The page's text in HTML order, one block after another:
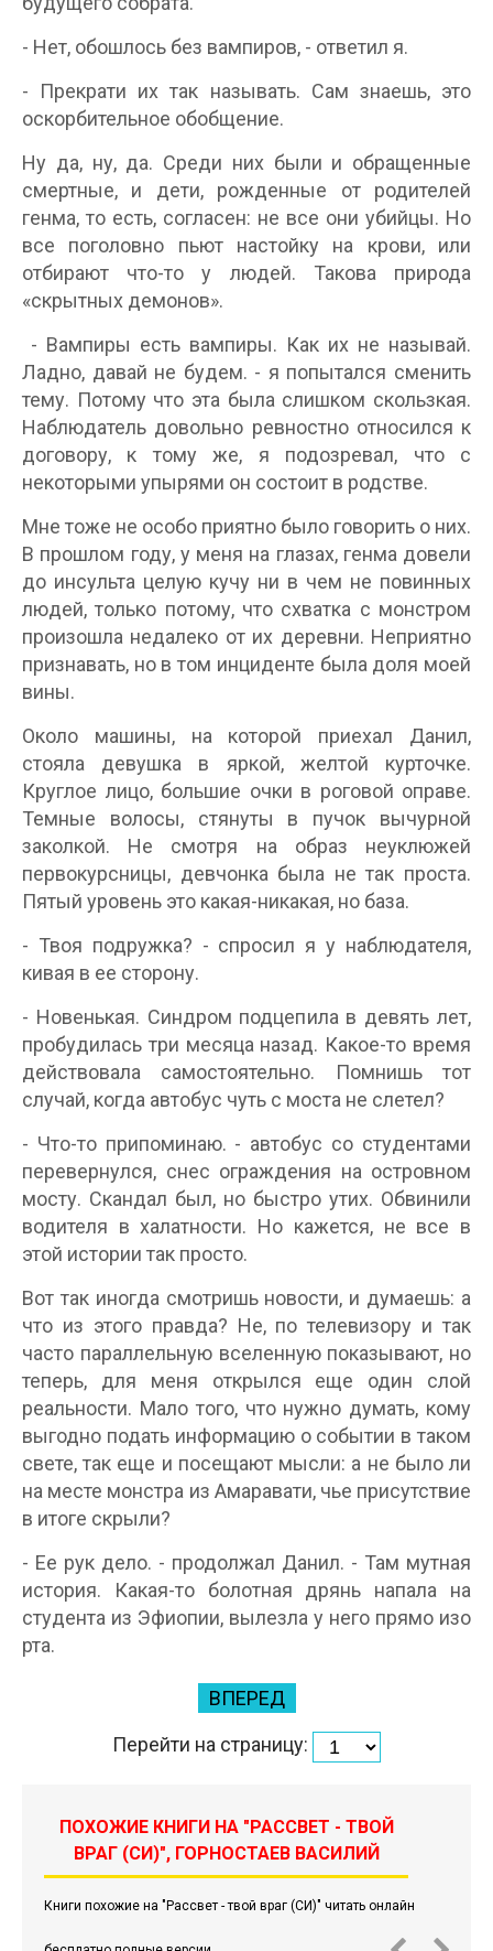
- Нет, обошлось без вампиров, - ответил я.
- Прекрати их так называть. Сам знаешь, это
оскорбительное обобщение.
Ну да, ну, да. Среди них были и обращенные
смертные, и дети, рожденные от родителей
генма, то есть, согласен: не все они убийцы. Но
все поголовно пьют настойку на крови, или
отбирают что-то у людей. Такова природа
«скрытных демонов».
- Вампиры есть вампиры. Как их не называй.
Ладно, давай не будем. - я попытался сменить
тему. Потому что эта была слишком скользкая.
Наблюдатель довольно ревностно относился к
договору, к тому же, я подозревал, что с
некоторыми упырями он состоит в родстве.
Мне тоже не особо приятно было говорить о них.
В прошлом году, у меня на глазах, генма довели
до инсульта целую кучу ни в чем не повинных
людей, только потому, что схватка с монстром
произошла недалеко от их деревни. Неприятно
признавать, но в том инциденте была доля моей
вины.
Около машины, на которой приехал Данил,
стояла девушка в яркой, желтой курточке.
Круглое лицо, большие очки в роговой оправе.
Темные волосы, стянуты в пучок вычурной
заколкой. Не смотря на образ неуклюжей
первокурсницы, девчонка была не так проста.
Пятый уровень это какая-никакая, но база.
- Твоя подружка? - спросил я у наблюдателя,
кивая в ее сторону.
- Новенькая. Синдром подцепила в девять лет,
пробудилась три месяца назад. Какое-то время
действовала самостоятельно. Помнишь тот
случай, когда автобус чуть с моста не слетел?
- Что-то припоминаю. - автобус со студентами
перевернулся, снес ограждения на островном
мосту. Скандал был, но быстро утих. Обвинили
водителя в халатности. Но кажется, не все в
этой истории так просто.
Вот так иногда смотришь новости, и думаешь: а
что из этого правда? Не, по телевизору и так
часто параллельную вселенную показывают, но
теперь, для меня открылся еще один слой
реальности. Мало того, что нужно думать, кому
выгодно подать информацию о событии в таком
свете, так еще и посещают мысли: а не было ли
на месте монстра из Амаравати, чье присутствие
в итоге скрыли?
- Ее рук дело. - продолжал Данил. - Там мутная
история. Какая-то болотная дрянь напала на
студента из Эфиопии, вылезла у него прямо изо
рта.
ВПЕРЕД
Перейти на страницу:
ПОХОЖИЕ КНИГИ НА "РАССВЕТ - ТВОЙ
ВРАГ (СИ)", ГОРНОСТАЕВ ВАСИЛИЙ
Книги похожие на "Рассвет - твой враг (СИ)" читать онлайн